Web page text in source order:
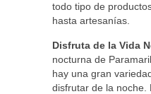
todo tipo de
hasta artesanías.
Disfruta de la Vida
nocturna de
hay una gran
disfrutar de la noche.